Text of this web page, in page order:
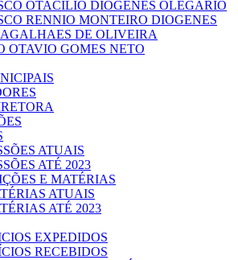
OTACILIO DIOGENES OLEGARIO
RENNIO MONTEIRO DIOGENES
DE OLIVEIRA
OTAVIO GOMES NETO
ATUAIS
ATÉ 2023
E MATÉRIAS
ATUAIS
ATÉ 2023
EXPEDIDOS
RECEBIDOS